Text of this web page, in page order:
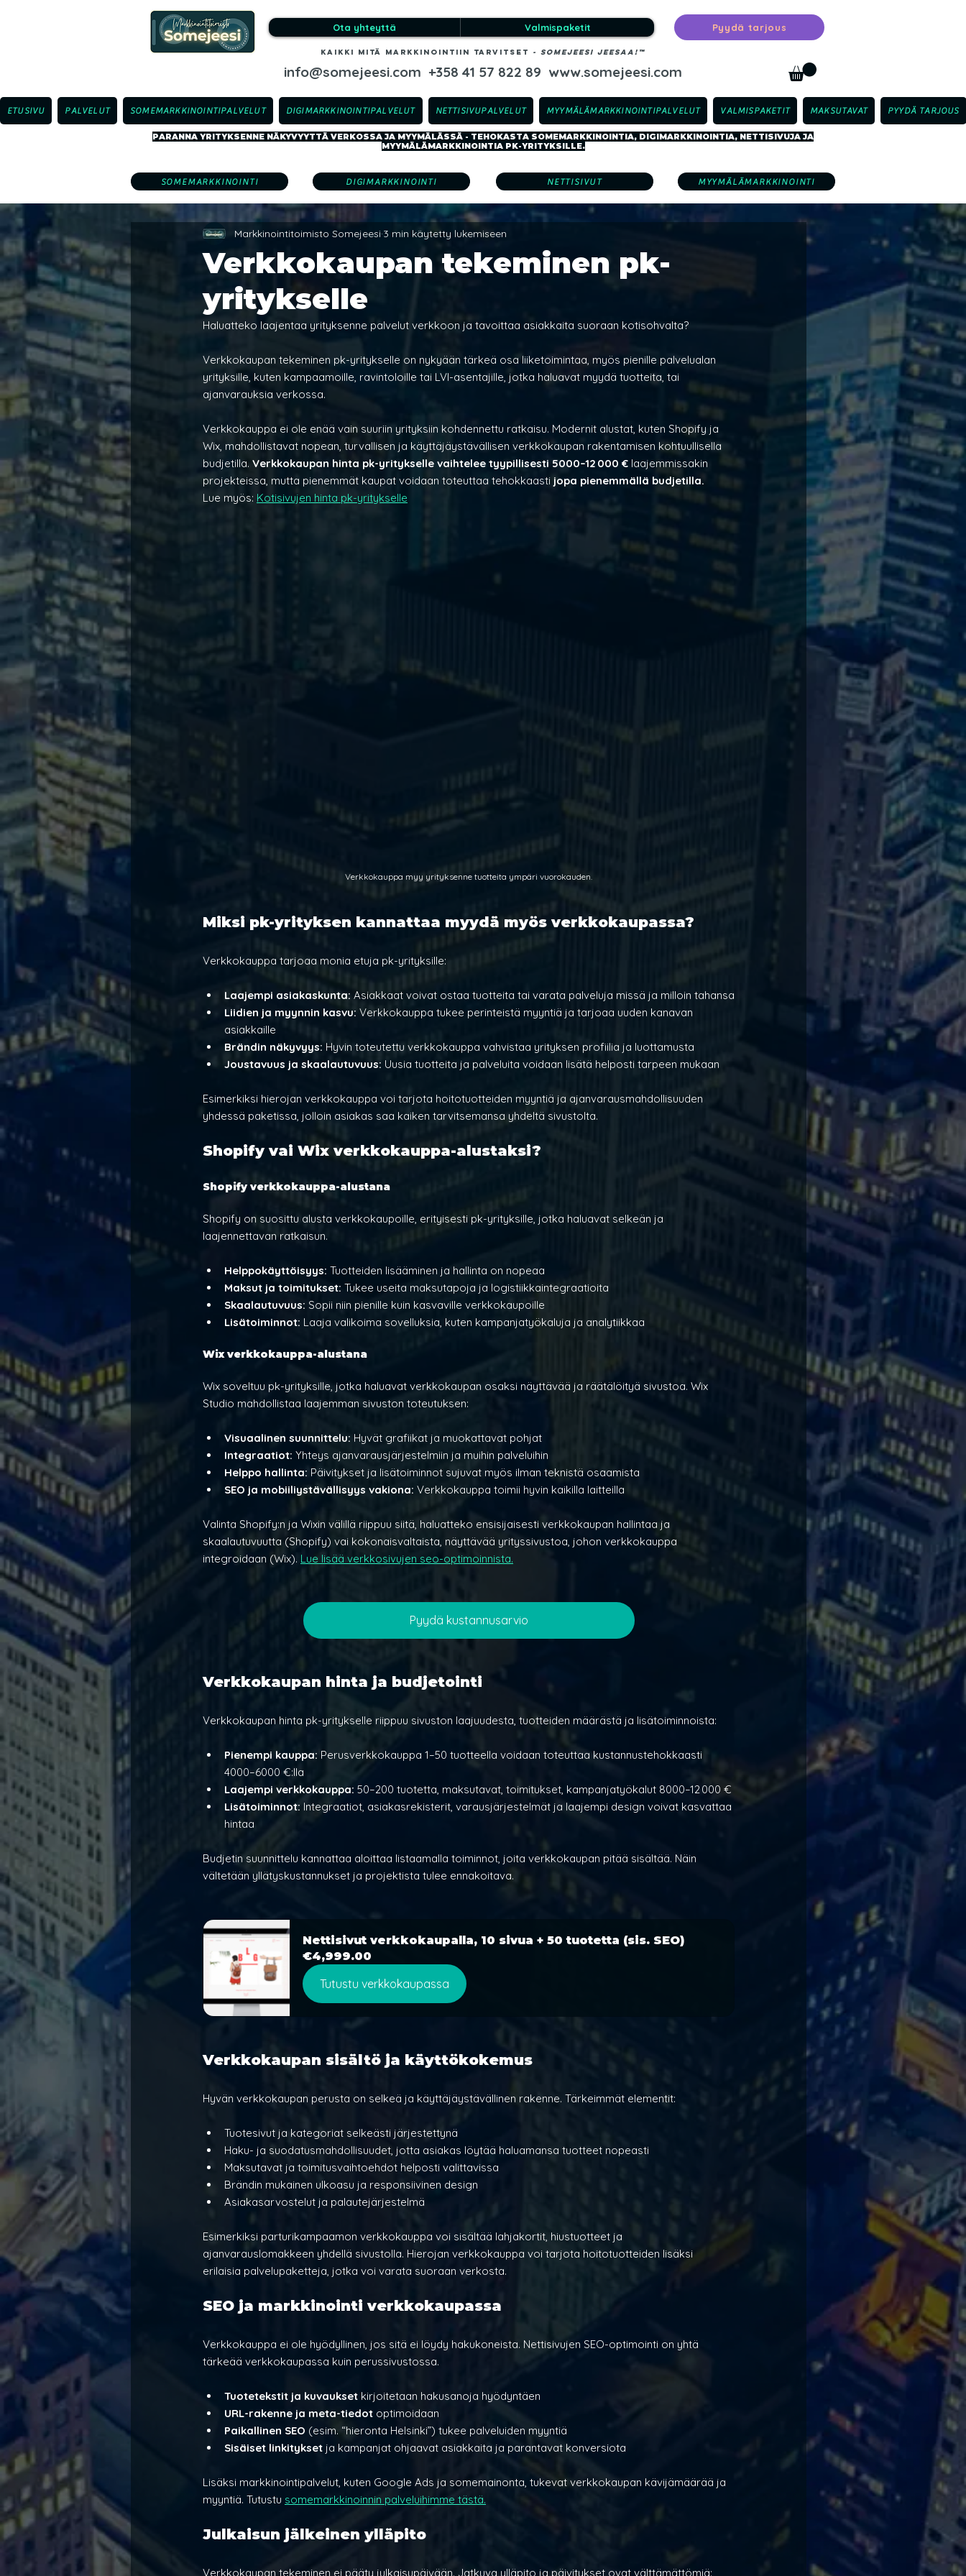
Ota yhteyttä Valmispaketit Pyydä tarjous
Kaikki mitä markkinointiin tarvitset -​ SOMEJEESI JEESAA!™
info@somejeesi.com +358 41 57 822 89 www.somejeesi.com
ETUSIVU PALVELUT SOMEMARKKINOINTIPALVELUT DIGIMARKKINOINTIPALVELUT NETTISIVUPALVELUT MYYMÄLÄMARKKINOINTIPALVELUT VALMISPAKETIT MAKSUTAVAT PYYDÄ TARJOUS
PARANNA YRITYKSENNE NÄKYVYYTTÄ VERKOSSA JA MYYMÄLÄSSÄ - TEHOKASTA SOMEMARKKINOINTIA, DIGIMARKKINOINTIA, NETTISIVUJA JA
MYYMÄLÄMARKKINOINTIA PK-YRITYKSILLE.
SOMEMARKKINOINTI DIGIMARKKINOINTI NETTISIVUT MYYMÄLÄMARKKINOINTI
Verkkokaupan tekeminen pk-
yritykselle
Markkinointitoimisto Somejeesi 3 min käytetty lukemiseen
Haluatteko laajentaa yrityksenne palvelut verkkoon ja tavoittaa asiakkaita suoraan kotisohvalta?
Verkkokaupan tekeminen pk-yritykselle on nykyään tärkeä osa liiketoimintaa, myös pienille palvelualan
yrityksille, kuten kampaamoille, ravintoloille tai LVI-asentajille, jotka haluavat myydä tuotteita, tai
ajanvarauksia verkossa.
Verkkokauppa ei ole enää vain suuriin yrityksiin kohdennettu ratkaisu. Modernit alustat, kuten Shopify ja
Wix, mahdollistavat nopean, turvallisen ja käyttäjäystävällisen verkkokaupan rakentamisen kohtuullisella
budjetilla. Verkkokaupan hinta pk-yritykselle vaihtelee tyypillisesti 5000–12 000 € laajemmissakin
projekteissa, mutta pienemmät kaupat voidaan toteuttaa tehokkaasti jopa pienemmällä budjetilla.
Lue myös: Kotisivujen hinta pk-yritykselle
Verkkokauppa myy yrityksenne tuotteita ympäri vuorokauden.
Miksi pk-yrityksen kannattaa myydä myös verkkokaupassa?
Verkkokauppa tarjoaa monia etuja pk-yrityksille:
Laajempi asiakaskunta: Asiakkaat voivat ostaa tuotteita tai varata palveluja missä ja milloin tahansa
Liidien ja myynnin kasvu: Verkkokauppa tukee perinteistä myyntiä ja tarjoaa uuden kanavan
asiakkaille
Brändin näkyvyys: Hyvin toteutettu verkkokauppa vahvistaa yrityksen profiilia ja luottamusta
Joustavuus ja skaalautuvuus: Uusia tuotteita ja palveluita voidaan lisätä helposti tarpeen mukaan
Esimerkiksi hierojan verkkokauppa voi tarjota hoitotuotteiden myyntiä ja ajanvarausmahdollisuuden
yhdessä paketissa, jolloin asiakas saa kaiken tarvitsemansa yhdeltä sivustolta.
Shopify vai Wix verkkokauppa-alustaksi?
Shopify verkkokauppa-alustana
Shopify on suosittu alusta verkkokaupoille, erityisesti pk-yrityksille, jotka haluavat selkeän ja
laajennettavan ratkaisun.
Helppokäyttöisyys: Tuotteiden lisääminen ja hallinta on nopeaa
Maksut ja toimitukset: Tukee useita maksutapoja ja logistiikkaintegraatioita
Skaalautuvuus: Sopii niin pienille kuin kasvaville verkkokaupoille
Lisätoiminnot: Laaja valikoima sovelluksia, kuten kampanjatyökaluja ja analytiikkaa
Wix verkkokauppa-alustana
Wix soveltuu pk-yrityksille, jotka haluavat verkkokaupan osaksi näyttävää ja räätälöityä sivustoa. Wix
Studio mahdollistaa laajemman sivuston toteutuksen:
Visuaalinen suunnittelu: Hyvät grafiikat ja muokattavat pohjat
Integraatiot: Yhteys ajanvarausjärjestelmiin ja muihin palveluihin
Helppo hallinta: Päivitykset ja lisätoiminnot sujuvat myös ilman teknistä osaamista
SEO ja mobiiliystävällisyys vakiona: Verkkokauppa toimii hyvin kaikilla laitteilla
Valinta Shopify:n ja Wixin välillä riippuu siitä, haluatteko ensisijaisesti verkkokaupan hallintaa ja
skaalautuvuutta (Shopify) vai kokonaisvaltaista, näyttävää yrityssivustoa, johon verkkokauppa
integroidaan (Wix). Lue lisää verkkosivujen seo-optimoinnista.
Pyydä kustannusarvio
Verkkokaupan hinta ja budjetointi
Verkkokaupan hinta pk-yritykselle riippuu sivuston laajuudesta, tuotteiden määrästä ja lisätoiminnoista:
Pienempi kauppa: Perusverkkokauppa 1–50 tuotteella voidaan toteuttaa kustannustehokkaasti
4000–6000 €:lla
Laajempi verkkokauppa: 50–200 tuotetta, maksutavat, toimitukset, kampanjatyökalut 8000–12 000 €
Lisätoiminnot: Integraatiot, asiakasrekisterit, varausjärjestelmät ja laajempi design voivat kasvattaa
hintaa
Budjetin suunnittelu kannattaa aloittaa listaamalla toiminnot, joita verkkokaupan pitää sisältää. Näin
vältetään yllätyskustannukset ja projektista tulee ennakoitava.
Nettisivut verkkokaupalla, 10 sivua + 50 tuotetta (sis. SEO)
€4,999.00
Tutustu verkkokaupassa
Verkkokaupan sisältö ja käyttökokemus
Hyvän verkkokaupan perusta on selkeä ja käyttäjäystävällinen rakenne. Tärkeimmät elementit:
Tuotesivut ja kategoriat selkeästi järjestettynä
Haku- ja suodatusmahdollisuudet, jotta asiakas löytää haluamansa tuotteet nopeasti
Maksutavat ja toimitusvaihtoehdot helposti valittavissa
Brändin mukainen ulkoasu ja responsiivinen design
Asiakasarvostelut ja palautejärjestelmä
Esimerkiksi parturikampaamon verkkokauppa voi sisältää lahjakortit, hiustuotteet ja
ajanvarauslomakkeen yhdellä sivustolla. Hierojan verkkokauppa voi tarjota hoitotuotteiden lisäksi
erilaisia palvelupaketteja, jotka voi varata suoraan verkosta.
SEO ja markkinointi verkkokaupassa
Verkkokauppa ei ole hyödyllinen, jos sitä ei löydy hakukoneista. Nettisivujen SEO-optimointi on yhtä
tärkeää verkkokaupassa kuin perussivustossa.
Tuotetekstit ja kuvaukset kirjoitetaan hakusanoja hyödyntäen
URL-rakenne ja meta-tiedot optimoidaan
Paikallinen SEO (esim. “hieronta Helsinki”) tukee palveluiden myyntiä
Sisäiset linkitykset ja kampanjat ohjaavat asiakkaita ja parantavat konversiota
Lisäksi markkinointipalvelut, kuten Google Ads ja somemainonta, tukevat verkkokaupan kävijämäärää ja
myyntiä. Tutustu somemarkkinoinnin palveluihimme tästä.
Julkaisun jälkeinen ylläpito
Verkkokaupan tekeminen ei pääty julkaisupäivään. Jatkuva ylläpito ja päivitykset ovat välttämättömiä: